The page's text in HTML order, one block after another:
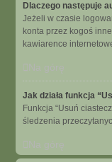
Dlaczego następuje
Jeżeli w czasie
konta przez kogoś
kawiarence
Na górę
Jak działa funkcja
Funkcja “Usuń
śledzenia
Na górę